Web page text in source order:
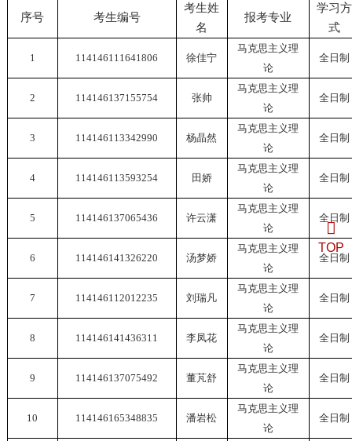
序号 考生编号
考生姓
名
报考专业
学习方
式
1 114146111641806 徐佳宁
马克思主义理
论
全日制
2 114146137155754 张帅
马克思主义理
论
全日制
3 114146113342990 杨晶然
马克思主义理
论
全日制
4 114146113593254 田娇
马克思主义理
论
全日制
5 114146137065436 许云潇
马克思主义理
论
全日制
6 114146141326220 汤梦娇
马克思主义理
论
全日制
7 114146112012235 刘瑞凡
马克思主义理
论
全日制
8 114146141436311 李凤花
马克思主义理
论
全日制
9 114146137075492 董芃舒
马克思主义理
论
全日制
10 114146165348835 潘岩松
马克思主义理
论
全日制
TOP